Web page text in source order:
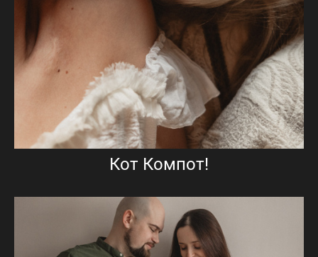
Кот Компот!